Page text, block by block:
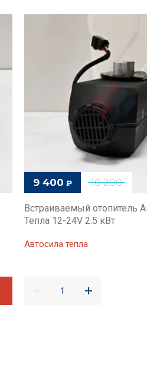
10 200
9 400 ₽
Встраиваемый отопитель
Тепла 12-24V 2.5 кВт
Автосила тепла